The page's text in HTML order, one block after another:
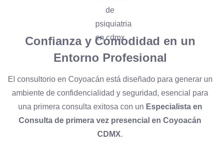
Confianza y Comodidad en un
Entorno Profesional
El consultorio en Coyoacán está diseñado para generar un
ambiente de confidencialidad y seguridad, esencial para
una primera consulta exitosa con un Especialista en
Consulta de primera vez presencial en Coyoacán
CDMX.